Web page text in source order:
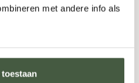
met andere info als
en Noord-Italiaanse
Elke regio